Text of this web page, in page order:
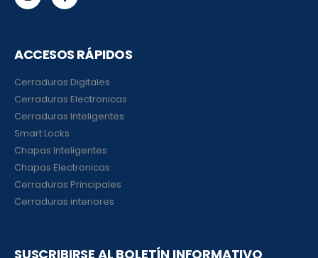
ACCESOS RÁPIDOS
Cerraduras Digitales
Cerraduras Electronicas
Cerraduras Inteligentes
Smart Locks
Chapas Inteligentes
Chapas Electronicas
Cerraduras Principales
Cerraduras interiores
SUSCRIBIRSE AL BOLETÍN INFORMATIVO